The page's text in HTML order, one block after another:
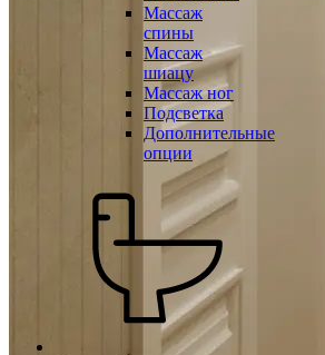
Массаж
спины
Массаж
шиацу
Массаж ног
Подсветка
Дополнительные
опции